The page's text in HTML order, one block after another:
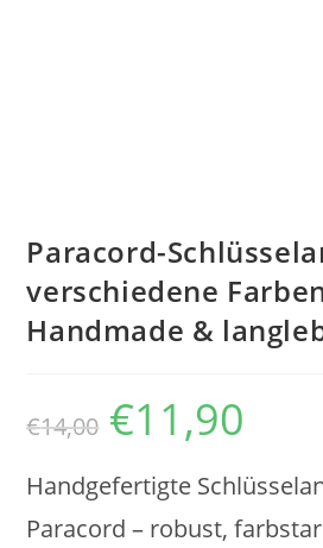
Paracord-
verschiedene
Handmade &
€14,00
Ursprünglicher
Preis
war:
€11,90
Handgefertigte
Paracord – robust,